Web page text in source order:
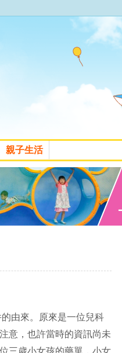
親子生活
由來。原來是一位兒科
意，也許當時的資訊尚未
三歲小女孩的藥單，小女